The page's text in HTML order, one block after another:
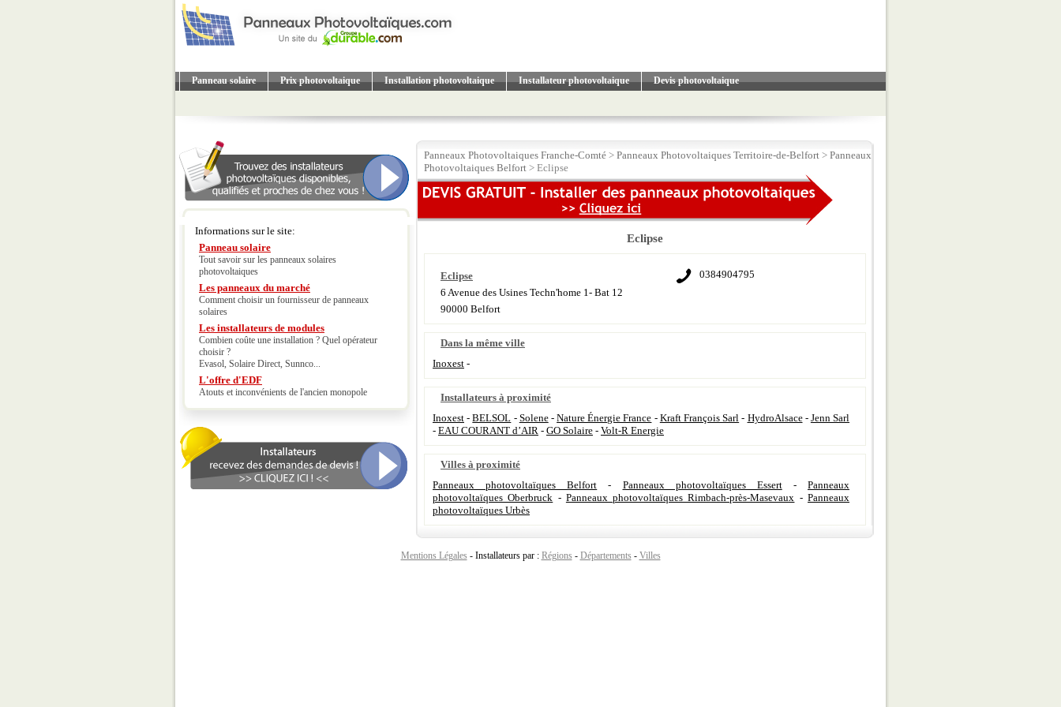
Panneau solaire Prix photovoltaique Installation photovoltaique Installateur photovoltaique Devis photovoltaique
Informations sur le site:
Panneau solaire
Tout savoir sur les panneaux solaires
photovoltaiques
Les panneaux du marché
Comment choisir un fournisseur de panneaux
solaires
Les installateurs de modules
Combien coûte une installation ? Quel opérateur
choisir ?
Evasol, Solaire Direct, Sunnco...
L'offre d'EDF
Atouts et inconvénients de l'ancien monopole
Panneaux Photovoltaiques Franche-Comté > Panneaux Photovoltaiques Territoire-de-Belfort > Panneaux
Photovoltaiques Belfort > Eclipse
Eclipse
0384904795
Eclipse
6 Avenue des Usines Techn'home 1- Bat 12
90000 Belfort
Dans la même ville
Inoxest -
Installateurs à proximité
Inoxest -BELSOL - Solene-Nature Énergie France - Kraft François Sarl - HydroAlsace- Jenn Sarl
- EAU COURANT d’AIR - GO Solaire - Volt-R Energie
Villes à proximité
Panneaux photovoltaïques Belfort - Panneaux photovoltaïques Essert- Panneaux
photovoltaïques Oberbruck - Panneaux photovoltaïques Rimbach-près-Masevaux -Panneaux
photovoltaïques Urbès
Mentions Légales - Installateurs par : Régions - Départements - Villes